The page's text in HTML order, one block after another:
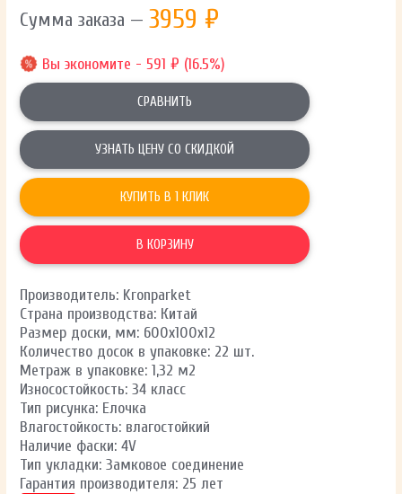
Сумма заказа — 3959 ₽
Вы экономите - 591 ₽ (16.5%)
СРАВНИТЬ
УЗНАТЬ ЦЕНУ СО СКИДКОЙ
КУПИТЬ В 1 КЛИК
В КОРЗИНУ
Производитель: Kronparket
Страна производства: Китай
Размер доски, мм: 600х100х12
Количество досок в упаковке: 22 шт.
Метраж в упаковке: 1,32 м2
Износостойкость: 34 класс
Тип рисунка: Елочка
Влагостойкость: влагостойкий
Наличие фаски: 4V
Тип укладки: Замковое соединение
Гарантия производителя: 25 лет